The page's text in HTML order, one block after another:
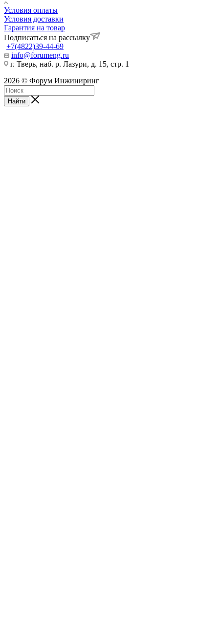
Условия оплаты
Условия доставки
Гарантия на товар
Подписаться на рассылку
+7(4822)39-44-69
info@forumeng.ru
г. Тверь, наб. р. Лазури, д. 15, стр. 1
2026 © Форум Инжиниринг
Найти